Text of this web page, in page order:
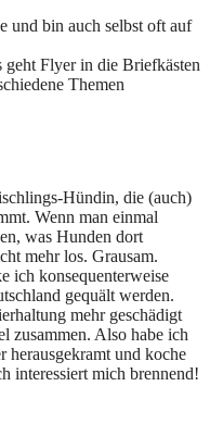
und bin auch selbst oft auf
geht Flyer in die Briefkästen
Themen
Hündin, die (auch)
Wenn man einmal
was Hunden dort
mehr los. Grausam.
ich konsequenterweise
gequält werden.
mehr geschädigt
zusammen. Also habe ich
herausgekramt und koche
interessiert mich brennend!